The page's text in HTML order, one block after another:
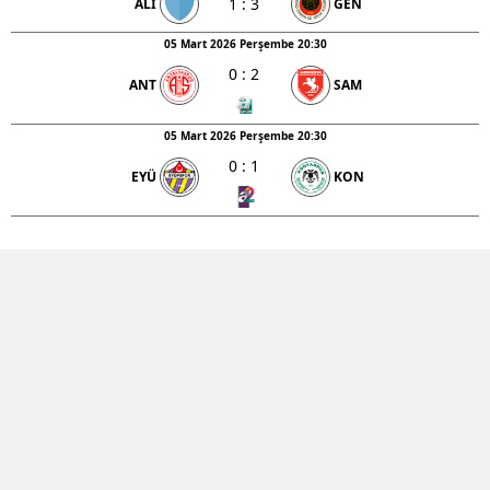
ALI GEN
05 Mart 2026 Perşembe 20:30
ANT
0: 2
SAM
05 Mart 2026 Perşembe 20:30
EYÜ
0: 1
KON